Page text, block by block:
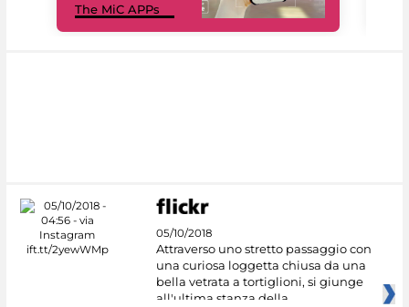
The MiC APPs
05/10/2018
Attraverso uno stretto passaggio con
una curiosa loggetta chiusa da una
bella vetrata a tortiglioni, si giunge
all'ultima stanza della